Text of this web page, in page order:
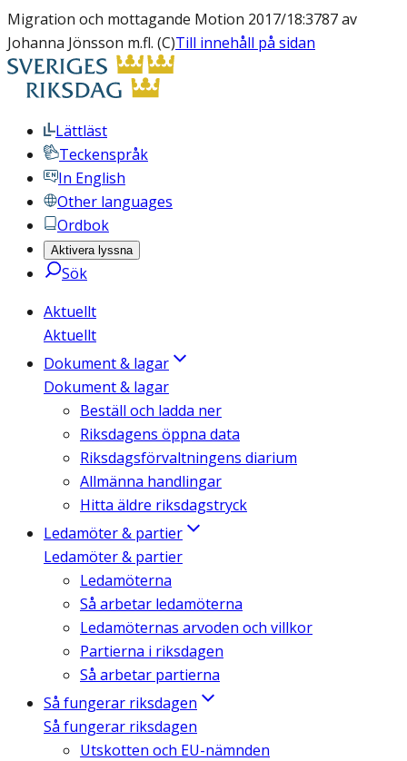
Migration och mottagande Motion 2017/18:3787 av
Johanna Jönsson m.fl. (C)Till innehåll på sidan
Lättläst
Teckenspråk
In English
Other languages
Ordbok
Aktivera lyssna
Sök
Aktuellt
Aktuellt
Dokument & lagar
Dokument & lagar
Beställ och ladda ner
Riksdagens öppna data
Riksdagsförvaltningens diarium
Allmänna handlingar
Hitta äldre riksdagstryck
Ledamöter & partier
Ledamöter & partier
Ledamöterna
Så arbetar ledamöterna
Ledamöternas arvoden och villkor
Partierna i riksdagen
Så arbetar partierna
Så fungerar riksdagen
Så fungerar riksdagen
Utskotten och EU-nämnden